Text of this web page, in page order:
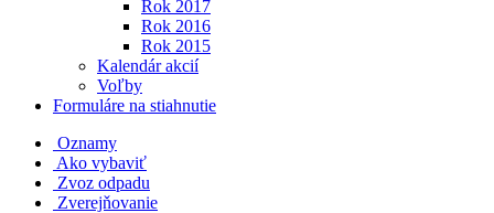
Rok 2017
Rok 2016
Rok 2015
Kalendár akcií
Voľby
Formuláre na stiahnutie
Oznamy
Ako vybaviť
Zvoz odpadu
Zverejňovanie